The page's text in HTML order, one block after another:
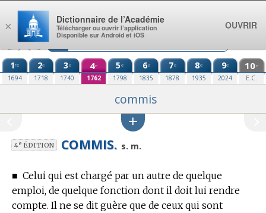
Aller au contenu
1re
1694
2e
1718
3e
1740
4e
1762
5e
1798
6e
1835
7e
1878
8e
1935
9e
2024
10e
E.C.
commis
4eÉDITION COMMIS. s. m.
■ Celui qui est chargé par un autre de quelque
emploi, de quelque fonction dont il doit lui rendre
compte. Il ne se dit guère que de ceux qui sont
×
Dictionnaire de l’Académie
Télécharger ou ouvrir l’application
Disponible sur Android et iOS
OUVRIR